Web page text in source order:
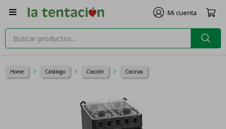

Home Catálogo Cocción Cocinas